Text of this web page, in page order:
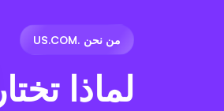
من نحن .US.COM
لماذا تختار